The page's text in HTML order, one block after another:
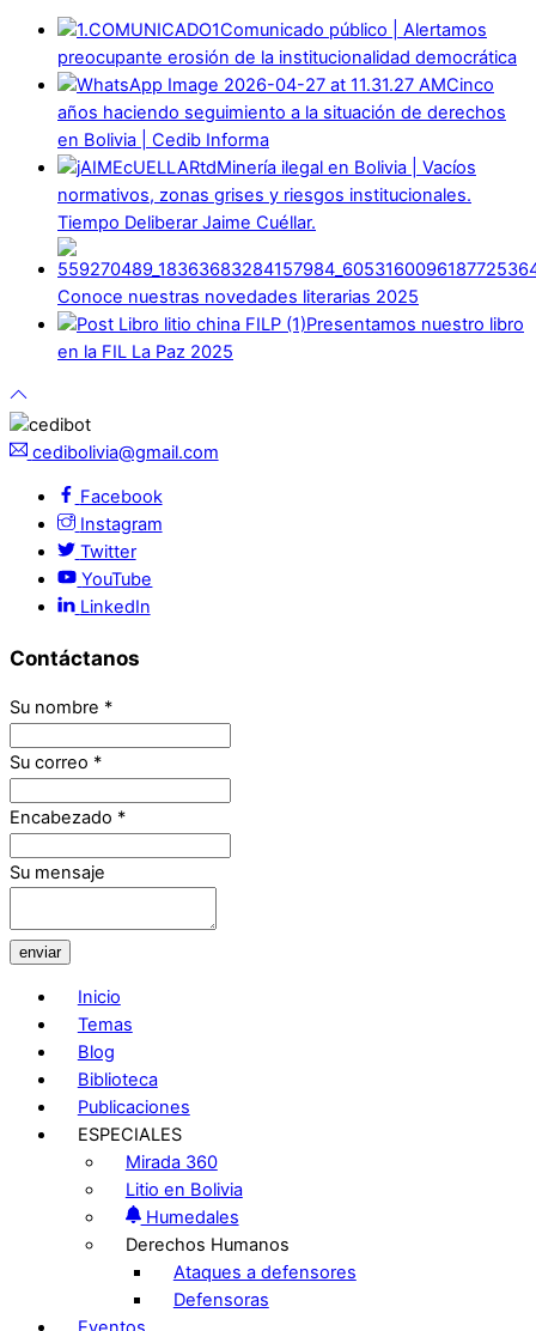
Comunicado público | Alertamos
preocupante erosión de la institucionalidad democrática
Cinco
años haciendo seguimiento a la situación de derechos
en Bolivia | Cedib Informa
Minería ilegal en Bolivia | Vacíos
normativos, zonas grises y riesgos institucionales.
Tiempo Deliberar Jaime Cuéllar.
Conoce nuestras novedades literarias 2025
Presentamos nuestro libro
en la FIL La Paz 2025
cedibolivia@gmail.com
Facebook
Instagram
Twitter
YouTube
LinkedIn
Contáctanos
Su nombre *
Su correo *
Encabezado *
Su mensaje
enviar
Inicio
Temas
Blog
Biblioteca
Publicaciones
ESPECIALES
Mirada 360
Litio en Bolivia
Humedales
Derechos Humanos
Ataques a defensores
Defensoras